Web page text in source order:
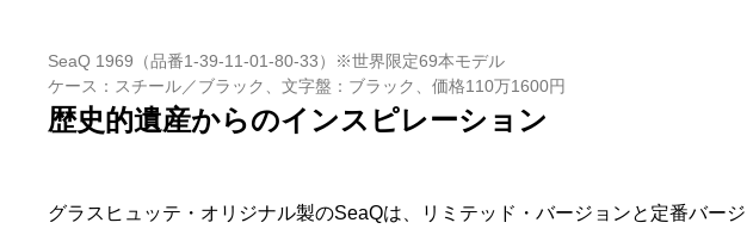
SeaQ 1969（品番1-39-11-01-80-33）※世界限定69本モデル
ケース：スチール／ブラック、文字盤：ブラック、価格110万1600円
歴史的遺産からのインスピレーション
グラスヒュッテ・オリジナル製のSeaQは、リミテッド・バージョンと定番バー